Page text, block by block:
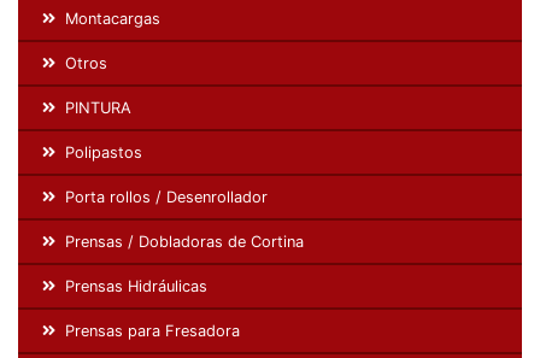
Montacargas
Otros
PINTURA
Polipastos
Porta rollos / Desenrollador
Prensas / Dobladoras de Cortina
Prensas Hidráulicas
Prensas para Fresadora